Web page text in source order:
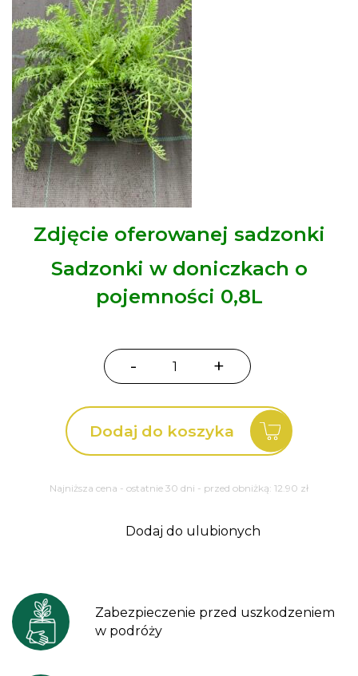
Zdjęcie oferowanej sadzonki
Sadzonki w doniczkach o
pojemności 0,8L
-
ilość
Skysail
Bright
+
Dodaj do koszyka
Najniższa cena - ostatnie 30 dni - przed obniżką: 12.90 zł
Dodaj do ulubionych
Zabezpieczenie przed uszkodzeniem
w podróży